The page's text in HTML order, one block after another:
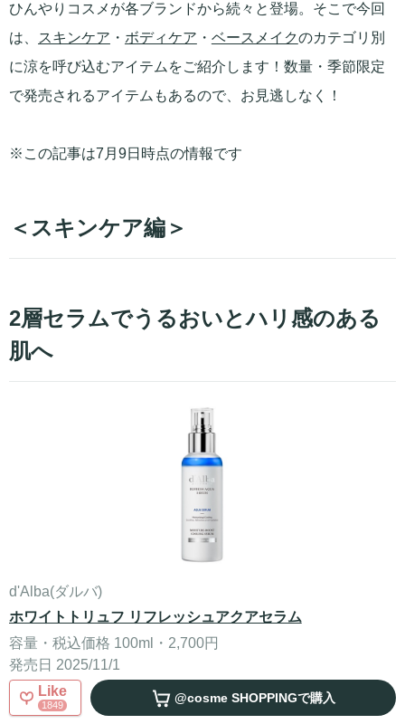
ひんやりコスメが各ブランドから続々と登場。そこで今回
は、
スキンケア ・ ボディケア ・ ベースメイクのカテゴリ別
に涼を呼び込むアイテムをご紹介します！数量・季節限定
で発売されるアイテムもあるので、お見逃しなく！
※この記事は7月9日時点の情報です
＜スキンケア編＞
2層セラムでうるおいとハリ感のある
肌へ
d'Alba(ダルバ)
ホワイトトリュフ リフレッシュアクアセラム
容量・税込価格 100ml・2,700円
発売日 2025/11/1
Like
1849 @cosme SHOPPINGで購入